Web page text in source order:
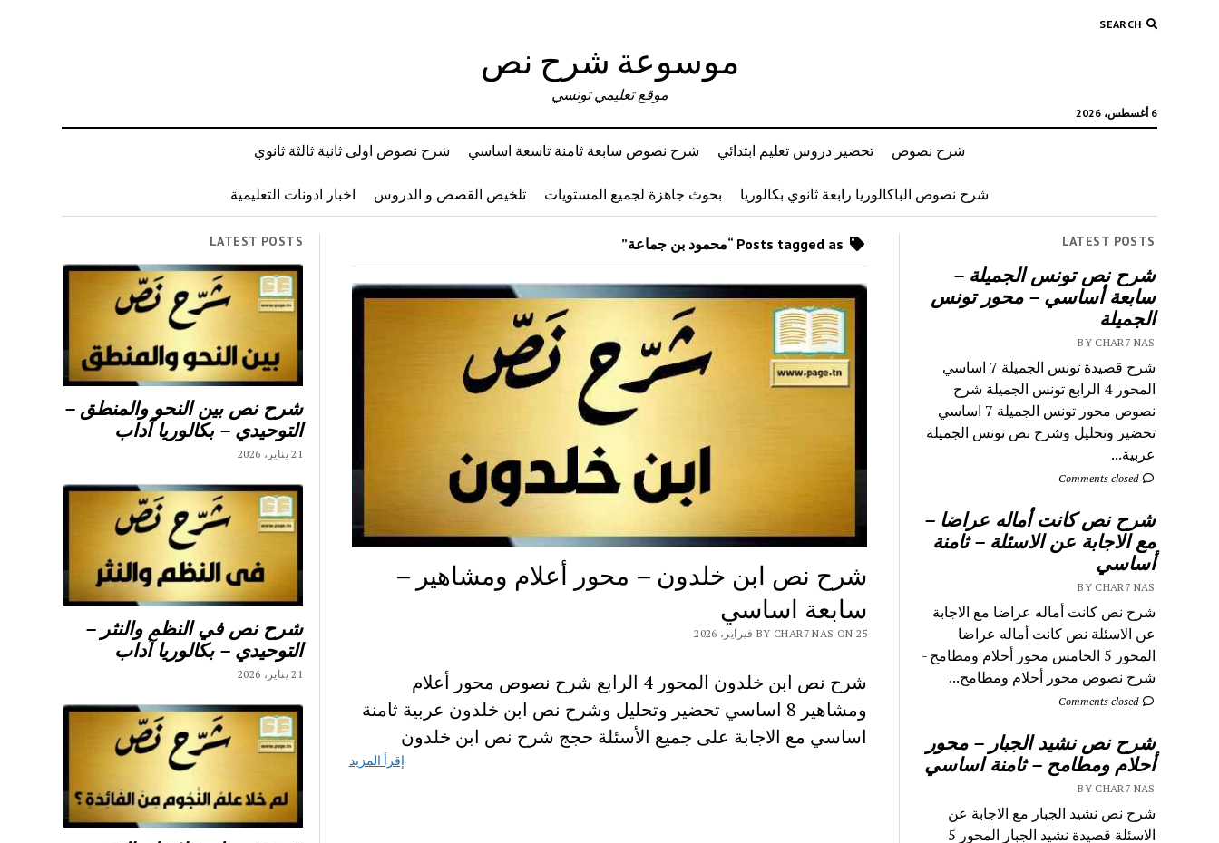
SEARCH
موسوعة شرح نص
6 أغسطس، 2026
موقع تعليمي تونسي
شرح نصوص تحضير دروس تعليم ابتدائي شرح نصوص سابعة ثامنة تاسعة اساسي شرح نصوص اولى ثانية ثالثة ثانوي
شرح نصوص الباكالوريا رابعة ثانوي بكالوريا بحوث جاهزة لجميع المستويات تلخيص القصص و الدروس اخبار ادونات التعليمية
LATEST POSTS
شرح نص تونس الجميلة –
سابعة أساسي – محور تونس
الجميلة
BY CHAR7 NAS
شرح قصيدة تونس الجميلة 7 اساسي
المحور 4 الرابع تونس الجميلة شرح
نصوص محور تونس الجميلة 7 اساسي
تحضير وتحليل وشرح نص تونس الجميلة
عربية...
Comments closed
شرح نص كانت أماله عراضا –
مع الاجابة عن الاسئلة – ثامنة
أساسي
BY CHAR7 NAS
شرح نص كانت أماله عراضا مع الاجابة
عن الاسئلة نص كانت أماله عراضا
المحور 5 الخامس محور أحلام ومطامح -
شرح نصوص محور أحلام ومطامح...
Comments closed
شرح نص نشيد الجبار – محور
أحلام ومطامح – ثامنة اساسي
BY CHAR7 NAS
شرح نص نشيد الجبار مع الاجابة عن
الاسئلة قصيدة نشيد الجبار المحور 5
شرح نص ابن خلدون – محور أعلام ومشاهير –
سابعة اساسي
BY CHAR7 NAS ON 25 فبراير، 2026
شرح نص ابن خلدون المحور 4 الرابع شرح نصوص محور أعلام
ومشاهير 8 اساسي تحضير وتحليل وشرح نص ابن خلدون عربية ثامنة
اساسي مع الاجابة على جميع الأسئلة حجج شرح نص ابن خلدون
إقرأ المزيد
LATEST POSTS
شرح نص بين النحو والمنطق –
التوحيدي – بكالوريا آداب
21 يناير، 2026
شرح نص في النظم والنثر –
التوحيدي – بكالوريا آداب
21 يناير، 2026